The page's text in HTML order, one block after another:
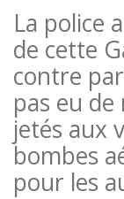
La police
de cette
contre
pas eu
jetés aux
bombes
pour les